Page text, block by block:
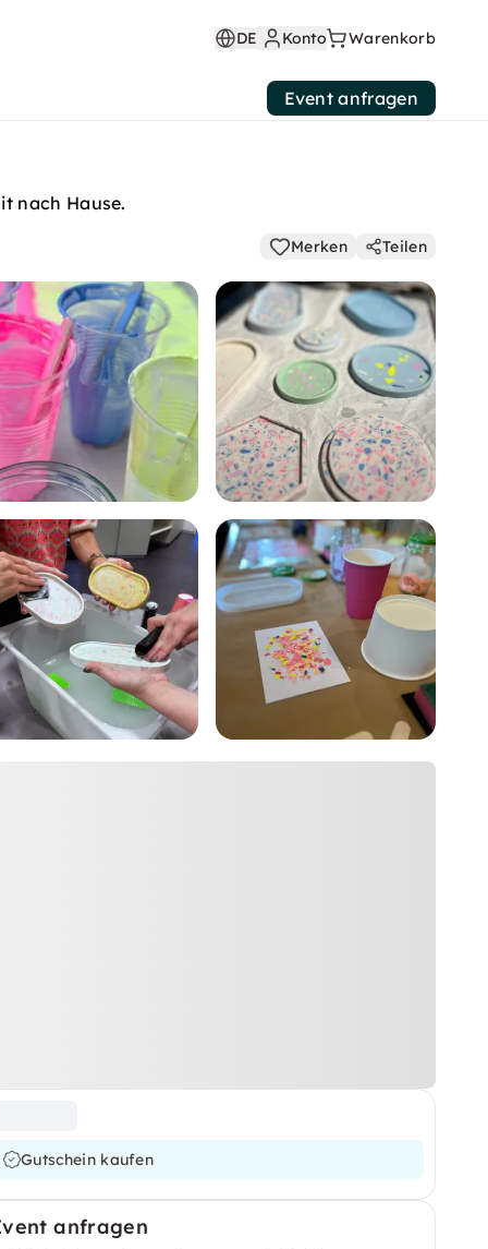
DE Konto Warenkorb
Event anfragen
nach Hause.
Merken Teilen
Gutschein kaufen
anfragen